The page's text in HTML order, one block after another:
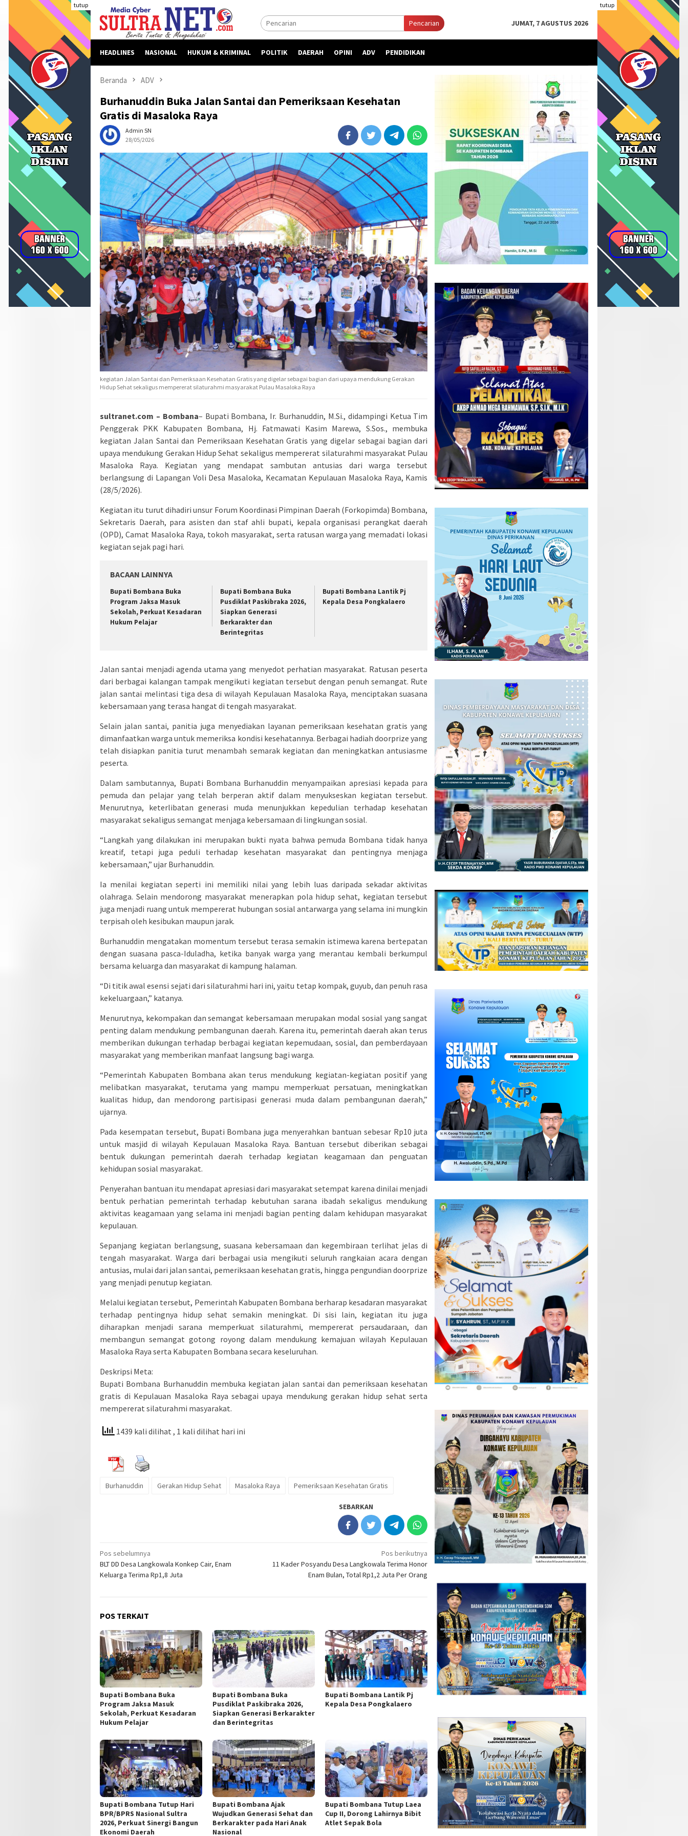
konten
tutup tutup
Pencarian JUMAT, 7 AGUSTUS 2026
HEADLINES NASIONAL HUKUM & KRIMINAL POLITIK DAERAH OPINI ADV PENDIDIKAN
Beranda ADV
Burhanuddin Buka Jalan Santai dan Pemeriksaan Kesehatan
Gratis di Masaloka Raya
Admin SN
28/05/2026
kegiatan Jalan Santai dan Pemeriksaan Kesehatan Gratis yang digelar sebagai bagian dari upaya mendukung Gerakan
Hidup Sehat sekaligus mempererat silaturahmi masyarakat Pulau Masaloka Raya
sultranet.com – Bombana– Bupati Bombana, Ir. Burhanuddin, M.Si., didampingi Ketua Tim
Penggerak PKK Kabupaten Bombana, Hj. Fatmawati Kasim Marewa, S.Sos., membuka
kegiatan Jalan Santai dan Pemeriksaan Kesehatan Gratis yang digelar sebagai bagian dari
upaya mendukung Gerakan Hidup Sehat sekaligus mempererat silaturahmi masyarakat Pulau
Masaloka Raya. Kegiatan yang mendapat sambutan antusias dari warga tersebut
berlangsung di Lapangan Voli Desa Masaloka, Kecamatan Kepulauan Masaloka Raya, Kamis
(28/5/2026).
Kegiatan itu turut dihadiri unsur Forum Koordinasi Pimpinan Daerah (Forkopimda) Bombana,
Sekretaris Daerah, para asisten dan staf ahli bupati, kepala organisasi perangkat daerah
(OPD), Camat Masaloka Raya, tokoh masyarakat, serta ratusan warga yang memadati lokasi
kegiatan sejak pagi hari.
BACAAN LAINNYA
Bupati Bombana Buka
Program Jaksa Masuk
Sekolah, Perkuat Kesadaran
Hukum Pelajar
Bupati Bombana Buka
Pusdiklat Paskibraka 2026,
Siapkan Generasi
Berkarakter dan
Berintegritas
Bupati Bombana Lantik Pj
Kepala Desa Pongkalaero
Jalan santai menjadi agenda utama yang menyedot perhatian masyarakat. Ratusan peserta
dari berbagai kalangan tampak mengikuti kegiatan tersebut dengan penuh semangat. Rute
jalan santai melintasi tiga desa di wilayah Kepulauan Masaloka Raya, menciptakan suasana
kebersamaan yang terasa hangat di tengah masyarakat.
Selain jalan santai, panitia juga menyediakan layanan pemeriksaan kesehatan gratis yang
dimanfaatkan warga untuk memeriksa kondisi kesehatannya. Berbagai hadiah doorprize yang
telah disiapkan panitia turut menambah semarak kegiatan dan meningkatkan antusiasme
peserta.
Dalam sambutannya, Bupati Bombana Burhanuddin menyampaikan apresiasi kepada para
pemuda dan pelajar yang telah berperan aktif dalam menyukseskan kegiatan tersebut.
Menurutnya, keterlibatan generasi muda menunjukkan kepedulian terhadap kesehatan
masyarakat sekaligus semangat menjaga kebersamaan di lingkungan sosial.
“Langkah yang dilakukan ini merupakan bukti nyata bahwa pemuda Bombana tidak hanya
kreatif, tetapi juga peduli terhadap kesehatan masyarakat dan pentingnya menjaga
kebersamaan,” ujar Burhanuddin.
Ia menilai kegiatan seperti ini memiliki nilai yang lebih luas daripada sekadar aktivitas
olahraga. Selain mendorong masyarakat menerapkan pola hidup sehat, kegiatan tersebut
juga menjadi ruang untuk mempererat hubungan sosial antarwarga yang selama ini mungkin
terpisah oleh kesibukan maupun jarak.
Burhanuddin mengatakan momentum tersebut terasa semakin istimewa karena bertepatan
dengan suasana pasca-Iduladha, ketika banyak warga yang merantau kembali berkumpul
bersama keluarga dan masyarakat di kampung halaman.
“Di titik awal esensi sejati dari silaturahmi hari ini, yaitu tetap kompak, guyub, dan penuh rasa
kekeluargaan,” katanya.
Menurutnya, kekompakan dan semangat kebersamaan merupakan modal sosial yang sangat
penting dalam mendukung pembangunan daerah. Karena itu, pemerintah daerah akan terus
memberikan dukungan terhadap berbagai kegiatan kepemudaan, sosial, dan pemberdayaan
masyarakat yang memberikan manfaat langsung bagi warga.
“Pemerintah Kabupaten Bombana akan terus mendukung kegiatan-kegiatan positif yang
melibatkan masyarakat, terutama yang mampu memperkuat persatuan, meningkatkan
kualitas hidup, dan mendorong partisipasi generasi muda dalam pembangunan daerah,”
ujarnya.
Pada kesempatan tersebut, Bupati Bombana juga menyerahkan bantuan sebesar Rp10 juta
untuk masjid di wilayah Kepulauan Masaloka Raya. Bantuan tersebut diberikan sebagai
bentuk dukungan pemerintah daerah terhadap kegiatan keagamaan dan penguatan
kehidupan sosial masyarakat.
Penyerahan bantuan itu mendapat apresiasi dari masyarakat setempat karena dinilai menjadi
bentuk perhatian pemerintah terhadap kebutuhan sarana ibadah sekaligus mendukung
aktivitas keagamaan yang selama ini menjadi bagian penting dalam kehidupan masyarakat
kepulauan.
Sepanjang kegiatan berlangsung, suasana kebersamaan dan kegembiraan terlihat jelas di
tengah masyarakat. Warga dari berbagai usia mengikuti seluruh rangkaian acara dengan
antusias, mulai dari jalan santai, pemeriksaan kesehatan gratis, hingga pengundian doorprize
yang menjadi penutup kegiatan.
Melalui kegiatan tersebut, Pemerintah Kabupaten Bombana berharap kesadaran masyarakat
terhadap pentingnya hidup sehat semakin meningkat. Di sisi lain, kegiatan itu juga
diharapkan menjadi sarana memperkuat silaturahmi, mempererat persaudaraan, dan
membangun semangat gotong royong dalam mendukung kemajuan wilayah Kepulauan
Masaloka Raya serta Kabupaten Bombana secara keseluruhan.
Deskripsi Meta:
Bupati Bombana Burhanuddin membuka kegiatan jalan santai dan pemeriksaan kesehatan
gratis di Kepulauan Masaloka Raya sebagai upaya mendukung gerakan hidup sehat serta
mempererat silaturahmi masyarakat.
1439 kali dilihat , 1 kali dilihat hari ini
Burhanuddin Gerakan Hidup Sehat Masaloka Raya Pemeriksaan Kesehatan Gratis
SEBARKAN
Navigasi
pos
Pos sebelumnya
BLT DD Desa Langkowala Konkep Cair, Enam
Keluarga Terima Rp1,8 Juta
Pos berikutnya
11 Kader Posyandu Desa Langkowala Terima Honor
Enam Bulan, Total Rp1,2 Juta Per Orang
POS TERKAIT
Bupati Bombana Buka
Program Jaksa Masuk
Sekolah, Perkuat Kesadaran
Hukum Pelajar
Bupati Bombana Buka
Pusdiklat Paskibraka 2026,
Siapkan Generasi Berkarakter
dan Berintegritas
Bupati Bombana Lantik Pj
Kepala Desa Pongkalaero
Bupati Bombana Tutup Hari
BPR/BPRS Nasional Sultra
2026, Perkuat Sinergi Bangun
Ekonomi Daerah
Bupati Bombana Ajak
Wujudkan Generasi Sehat dan
Berkarakter pada Hari Anak
Nasional
Bupati Bombana Tutup Laea
Cup II, Dorong Lahirnya Bibit
Atlet Sepak Bola